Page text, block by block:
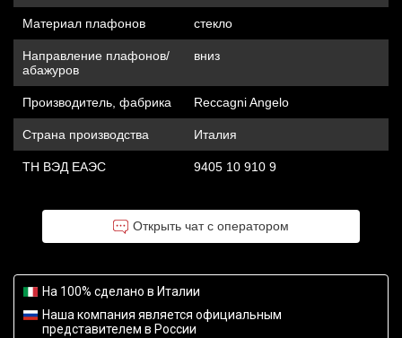
Материал плафонов стекло
Направление плафонов/
абажуров
вниз
Производитель, фабрика Reccagni Angelo
Страна производства Италия
ТН ВЭД ЕАЭС 9405 10 910 9
Открыть чат с оператором
На 100% сделано в Италии
Наша компания является официальным
представителем в России